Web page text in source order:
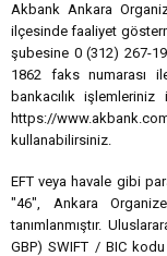
Akbank Ankara
ilçesinde faaliyet
şubesine 0 (312) 267-
1862 faks numarası
bankacılık
https://
kullanabilirsiniz.
EFT veya havale gibi
"46", Ankara
tanımlanmıştır.
GBP) SWIFT / BIC